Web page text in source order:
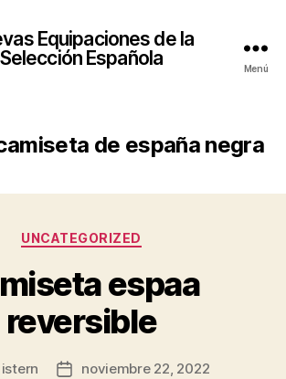
Equipaciones de la
Selección Española
Menú
de españa negra
Categorías
UNCATEGORIZED
espaa
reversible
istern
Fechanoviembre 22, 2022